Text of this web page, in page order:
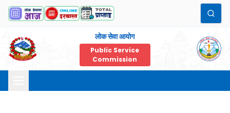
लोक सेवा आयोग
Public Service
Commission